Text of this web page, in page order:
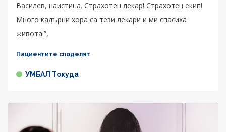
Василев, наистина. Страхотен лекар! Страхотен екип!
Много кадърни хора са тези лекари и ми спасиха
живота!”,
Пациентите споделят
УМБАЛ Токуда